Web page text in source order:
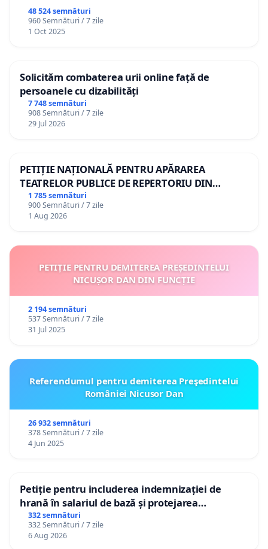
48 524 semnături
960 Semnături / 7 zile
1 Oct 2025
Solicităm combaterea urii online față de
persoanele cu dizabilități
7 748 semnături
908 Semnături / 7 zile
29 Jul 2026
PETIȚIE NAȚIONALĂ PENTRU APĂRAREA
TEATRELOR PUBLICE DE REPERTORIU DIN
ROMÂNIA
1 785 semnături
900 Semnături / 7 zile
1 Aug 2026
PETIȚIE PENTRU DEMITEREA PREȘEDINTELUI
NICUȘOR DAN DIN FUNCȚIE
2 194 semnături
537 Semnături / 7 zile
31 Jul 2025
Referendumul pentru demiterea Preşedintelui
României Nicusor Dan
26 932 semnături
378 Semnături / 7 zile
4 Jun 2025
Petiție pentru includerea indemnizației de
hrană în salariul de bază și protejarea
gradațiilor de vechime pentru asistenții
personali
332 semnături
332 Semnături / 7 zile
6 Aug 2026